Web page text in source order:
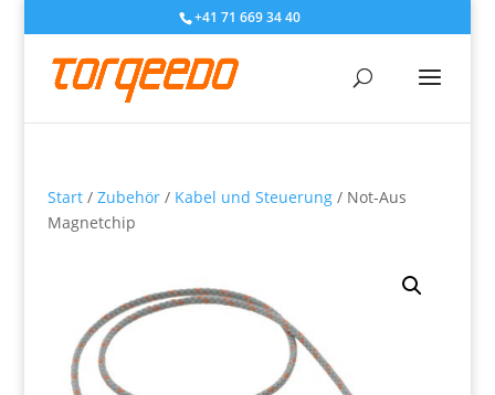
+41 71 669 34 40
Start/ Zubehör/ Kabel und Steuerung/ Not-Aus
Magnetchip